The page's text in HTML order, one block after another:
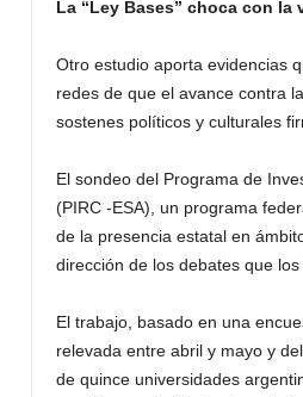
La “Ley Bases” choca con la
Otro estudio aporta evidencias
redes de que el avance contra
sostenes políticos y culturales
El sondeo del Programa de
(PIRC -ESA), un programa
de la presencia estatal en
dirección de los debates que
El trabajo, basado en una
relevada entre abril y mayo y
de quince universidades